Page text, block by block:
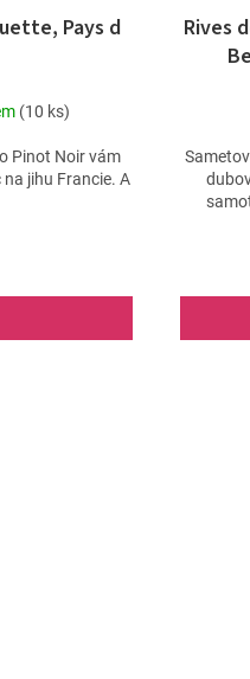
Pays d
(10 ks)
Pinot Noir vám
jihu Francie. A
Rives